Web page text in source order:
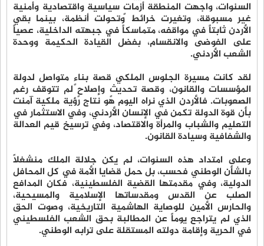
السنوات، واجهت المنطقة أزماتٍ سياسية واقتصادية وأمنية
غير مسبوقة، وتغيرت خرائط وتحولت أنظمة، بينما بقي
الأردن ثابتاً في مواقفه، متماسكاً في جبهته الداخلية، عصياً
على الفوضى والانقسام، بفضل القيادة الحكيمة ووحدة
الشعب الأردني.
لقد كانت مسيرة الجلوس الملكي قصة بناءٍ متواصل لدولة
المؤسسات والقانون، وقصة تحديثٍ وإصلاحٍ لم تتوقف رغم
الصعوبات. فالأردن الذي نراه اليوم هو نتاج رؤية ملكية آمنت
بأن قوة الدولة تكمن في الإنسان الأردني، وفي الاستثمار في
التعليم والشباب والمرأة والاقتصاد، وفي ترسيخ قيم العدالة
والشفافية وسيادة القانون.
وعلى امتداد هذه السنوات، لم يكن جلالة الملك منشغلاً
بالشأن الوطني فحسب، بل حمل قضايا الأمة في كل المحافل
الدولية، وفي مقدمتها القضية الفلسطينية، فكان المدافع
الصلب عن القدس ومقدساتها الإسلامية والمسيحية،
والحارس الأمين للوصاية الهاشمية التاريخية، وصوت الحق
الذي لم يتراجع يوماً عن المطالبة بحق الشعب الفلسطيني
في الحرية وإقامة دولته المستقلة على ترابه الوطني.